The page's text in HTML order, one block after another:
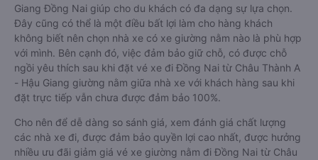
Giang Đồng Nai giúp cho du khách có đa dạng sự lựa chọn.
Đây cũng có thể là một điều bất lợi làm cho hàng khách
không biết nên chọn nhà xe có xe giường nằm nào là phù hợp
với mình. Bên cạnh đó, việc đảm bảo giữ chỗ, có được chỗ
ngồi yêu thích sau khi đặt vé xe đi Đồng Nai từ Châu Thành A
- Hậu Giang giường nằm giữa nhà xe với khách hàng sau khi
đặt trực tiếp vẫn chưa được đảm bảo 100%.
Cho nên để dễ dàng so sánh giá, xem đánh giá chất lượng
các nhà xe đi, được đảm bảo quyền lợi cao nhất, được hưởng
nhiều ưu đãi giảm giá vé xe giường nằm đi Đồng Nai từ Châu